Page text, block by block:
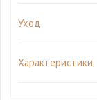
Уход
Характеристики